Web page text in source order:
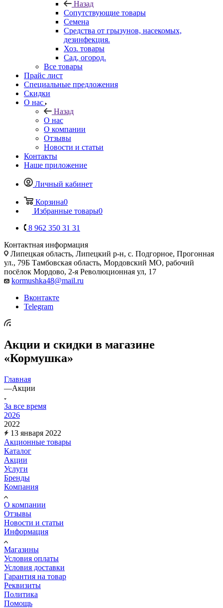
Назад
Сопутствующие товары
Семена
Средства от грызунов, насекомых,
дезинфекция.
Хоз. товары
Сад, огород.
Все товары
Прайс лист
Специальные предложения
Скидки
О нас
Назад
О нас
О компании
Отзывы
Новости и статьи
Контакты
Наше приложение
Личный кабинет
Корзина0
Избранные товары0
8 962 350 31 31
Контактная информация
Липецкая область, Липецкий р-н, с. Подгорное, Прогонная
ул., 79Б Тамбовская область, Мордовский МО, рабочий
посёлок Мордово, 2-я Революционная ул, 17
kormushka48@mail.ru
Вконтакте
Telegram
Акции и скидки в магазине
«Кормушка»
Главная
—Акции
За все время
2026
2022
13 января 2022
Акционные товары
Каталог
Акции
Услуги
Бренды
Компания
О компании
Отзывы
Новости и статьи
Информация
Магазины
Условия оплаты
Условия доставки
Гарантия на товар
Реквизиты
Политика
Помощь